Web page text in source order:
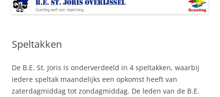
Speltakken
De B.E. St. Joris is onderverdeeld in 4 speltakken, waarbij
iedere speltak maandelijks een opkomst heeft van
zaterdagmiddag tot zondagmiddag. De leden van de B.E.